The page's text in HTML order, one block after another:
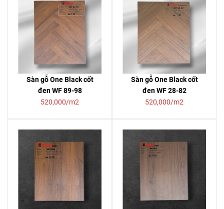
Sàn gỗ One Black cốt
đen WF 89-98
520,000/m2
Sàn gỗ One Black cốt
đen WF 28-82
520,000/m2